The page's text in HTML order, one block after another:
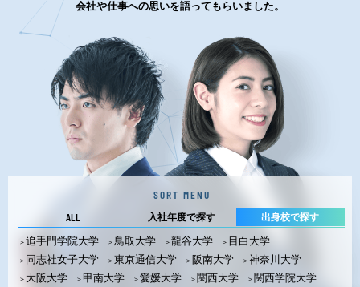
会社や仕事への思いを語ってもらいました。
SORT MENU
ALL
入社年度で探す 出身校で探す
追手門学院大学 鳥取大学 龍谷大学
目白大学
同志社女子大学
東京通信大学 阪南大学
神奈川大学
大阪大学
甲南大学 愛媛大学 関西大学
関西学院大学